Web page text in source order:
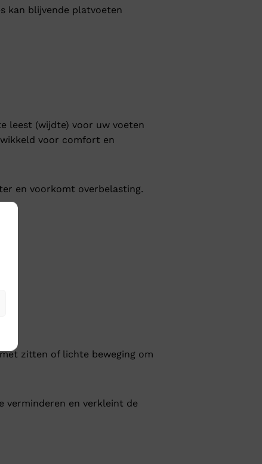
kan blijvende platvoeten
leest (wijdte) voor uw voeten
voor comfort en
en voorkomt overbelasting.
zitten of lichte beweging om
verminderen en verkleint de